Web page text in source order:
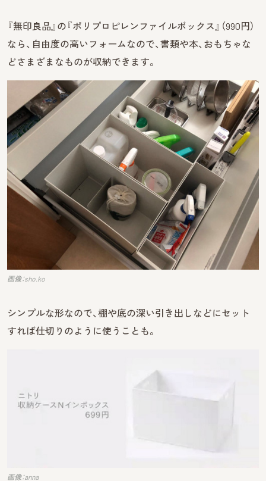
『無印良品』の『ポリプロピレンファイルボックス』（990円）
なら、自由度の高いフォームなので、書類や本、おもちゃな
どさまざまなものが収納できます。
画像：sho.ko
シンプルな形なので、棚や底の深い引き出しなどにセット
すれば仕切りのように使うことも。
画像：anna